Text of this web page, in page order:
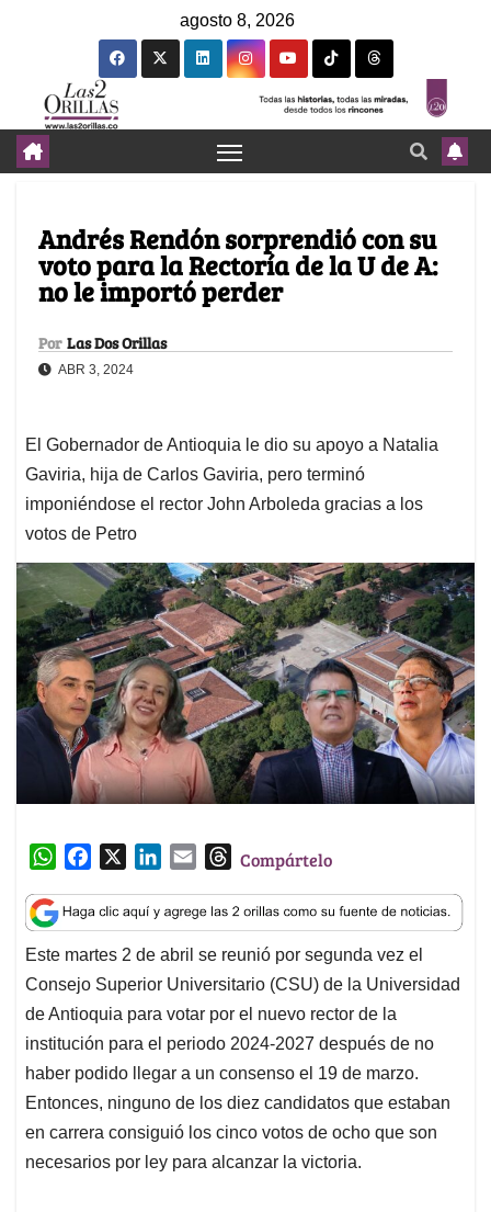
agosto 8, 2026
Andrés Rendón sorprendió con su
voto para la Rectoría de la U de A:
no le importó perder
Por Las Dos Orillas
ABR 3, 2024
El Gobernador de Antioquia le dio su apoyo a Natalia
Gaviria, hija de Carlos Gaviria, pero terminó
imponiéndose el rector John Arboleda gracias a los
votos de Petro
W
a
t
s
A
p
p
c
e
b
o
o
k
n
k
e
d
I
n
a
i
l
T
r
e
a
d
s
Compártelo
Este martes 2 de abril se reunió por segunda vez el
Consejo Superior Universitario (CSU) de la Universidad
de Antioquia para votar por el nuevo rector de la
institución para el periodo 2024-2027 después de no
haber podido llegar a un consenso el 19 de marzo.
Entonces, ninguno de los diez candidatos que estaban
en carrera consiguió los cinco votos de ocho que son
necesarios por ley para alcanzar la victoria.